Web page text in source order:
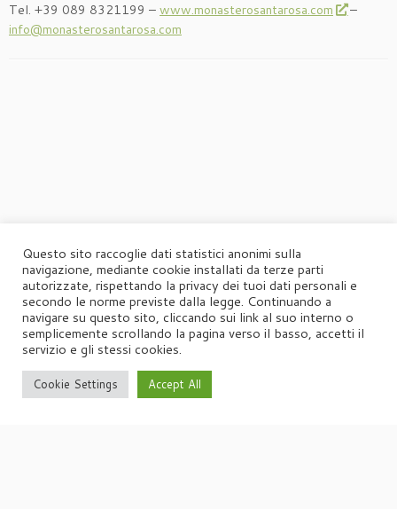
Tel. +39 089 8321199 – www.monasterosantarosa.com
–
info@monasterosantarosa.com
·© 2026Agorà·Powered by ·Designed con il
Questo sito raccoglie dati statistici anonimi sulla
navigazione, mediante cookie installati da terze parti
autorizzate, rispettando la privacy dei tuoi dati personali e
secondo le norme previste dalla legge. Continuando a
navigare su questo sito, cliccando sui link al suo interno o
semplicemente scrollando la pagina verso il basso, accetti il
servizio e gli stessi cookies.
Cookie Settings Accept All